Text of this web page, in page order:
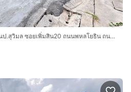
ทาวน์เฮ้าส์ 2 ชั้น 14 ตร.ว. หมู่บ้านป.สุวิมล ซอยเพิ่มสิน20 ถนนพหลโยธิน ถนนเพิ่มสิน เขตสายไหม กรุงเทพมหานคร